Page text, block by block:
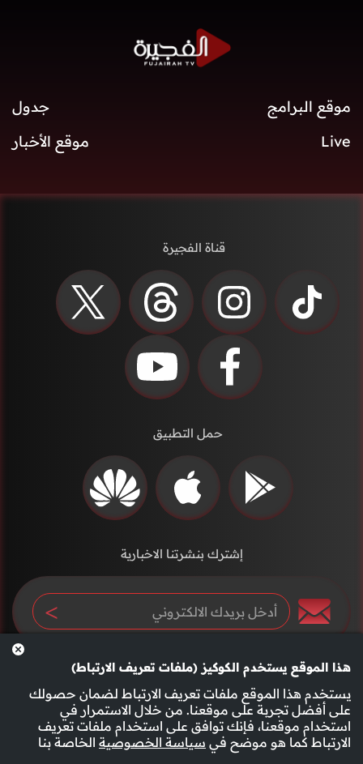
هذا الموقع يستخدم الكوكيز (ملفات تعريف الارتباط)
يستخدم هذا الموقع ملفات تعريف الارتباط لضمان حصولك
على أفضل تجربة على موقعنا. من خلال الاستمرار في
استخدام موقعنا، فإنك توافق على استخدام ملفات تعريف
الارتباط كما هو موضح في سياسة الخصوصية الخاصة بنا
موقع البرامج
جدول
Live
موقع الأخبار
قناة الفجيرة
حمل التطبيق
إشترك بنشرتنا الاخبارية
سياسة الخصوصية الأحكام والشروط